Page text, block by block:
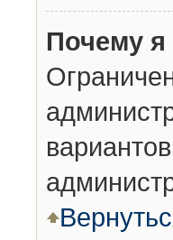
Почему я